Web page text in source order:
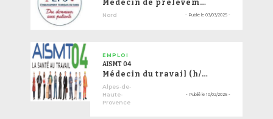
Médecin de prélèvement
Nord - Publié le 03/03/2025 -
EMPLOI
AISMT 04
Médecin du travail (h/f) - CDI
Alpes-de-
Haute-
Provence
- Publié le 10/02/2025 -